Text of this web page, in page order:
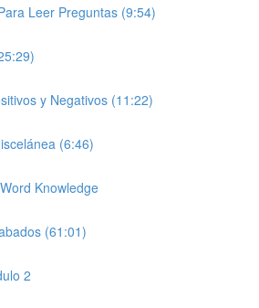
Leer Preguntas (9:54)
y Negativos (11:22)
(6:46)
Knowledge
(61:01)
2